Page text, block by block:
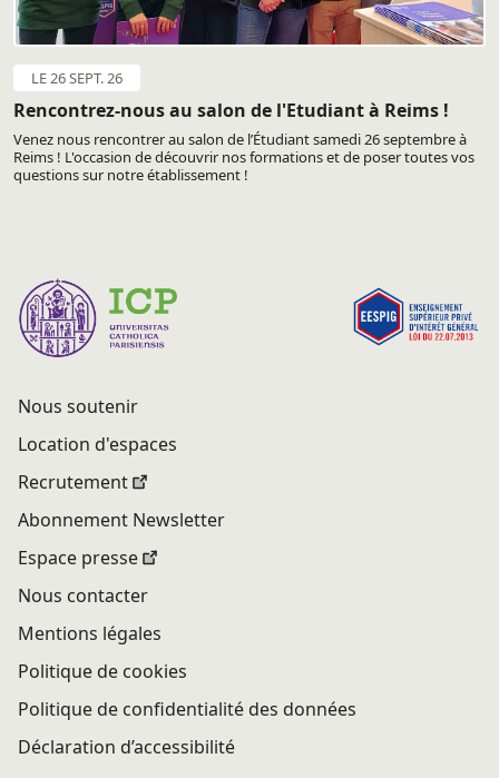
LE 26 SEPT. 26
Rencontrez-nous au salon de l'Etudiant à Reims !
Venez nous rencontrer au salon de l’Étudiant samedi 26 septembre à
Reims ! L'occasion de découvrir nos formations et de poser toutes vos
questions sur notre établissement !
Nous soutenir
Location d'espaces
Recrutement
Abonnement Newsletter
Espace presse
Nous contacter
Mentions légales
Politique de cookies
Politique de confidentialité des données
Déclaration d’accessibilité